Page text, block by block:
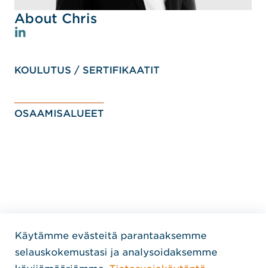
About Chris
KOULUTUS / SERTIFIKAATIT
OSAAMISALUEET
Home Jensen Hughes
SEURAA MEITÄ
Käytämme evästeitä parantaaksemme
selauskokemustasi ja analysoidaksemme